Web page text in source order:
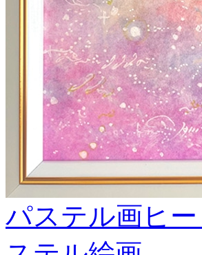
パステル画ヒ